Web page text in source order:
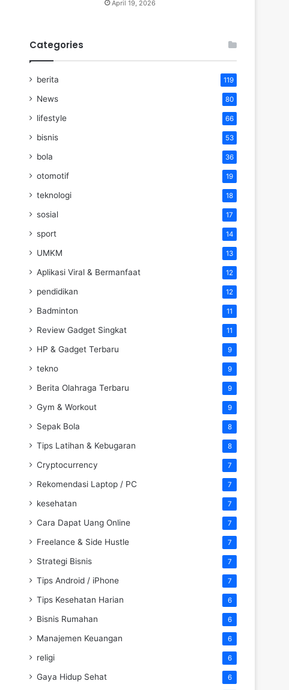
April 19, 2026
Categories
berita 119
News 80
lifestyle 66
bisnis 53
bola 36
otomotif 19
teknologi 18
sosial 17
sport 14
UMKM 13
Aplikasi Viral & Bermanfaat 12
pendidikan 12
Badminton 11
Review Gadget Singkat 11
HP & Gadget Terbaru 9
tekno 9
Berita Olahraga Terbaru 9
Gym & Workout 9
Sepak Bola 8
Tips Latihan & Kebugaran 8
Cryptocurrency 7
Rekomendasi Laptop / PC 7
kesehatan 7
Cara Dapat Uang Online 7
Freelance & Side Hustle 7
Strategi Bisnis 7
Tips Android / iPhone 7
Tips Kesehatan Harian 6
Bisnis Rumahan 6
Manajemen Keuangan 6
religi 6
Gaya Hidup Sehat 6